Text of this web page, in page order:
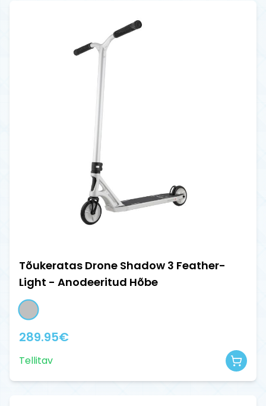
Tõukeratas Drone Shadow 3 Feather-
Light - Anodeeritud Hõbe
289.95€
Tellitav